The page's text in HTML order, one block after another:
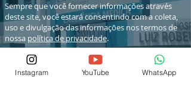
Sempre que você fornecer informações através
deste site, você estará consentindo com a coleta,
uso e divulgação das informações nos termos de
nossa política de privacidade.
Instagram YouTube WhatsApp